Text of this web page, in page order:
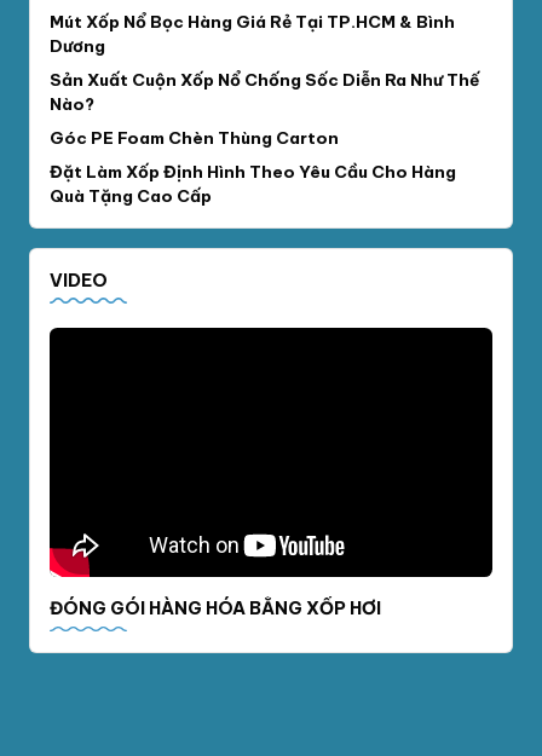
Mút Xốp Nổ Bọc Hàng Giá Rẻ Tại TP.HCM & Bình
Dương
Sản Xuất Cuộn Xốp Nổ Chống Sốc Diễn Ra Như Thế
Nào?
Góc PE Foam Chèn Thùng Carton
Đặt Làm Xốp Định Hình Theo Yêu Cầu Cho Hàng
Quà Tặng Cao Cấp
VIDEO
ĐÓNG GÓI HÀNG HÓA BẰNG XỐP HƠI